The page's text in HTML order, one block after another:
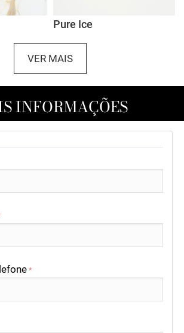
Pure Ice
VER MAIS
INFORMAÇÕES
*